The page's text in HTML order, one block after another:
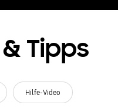
Tipps
Hilfe-Video